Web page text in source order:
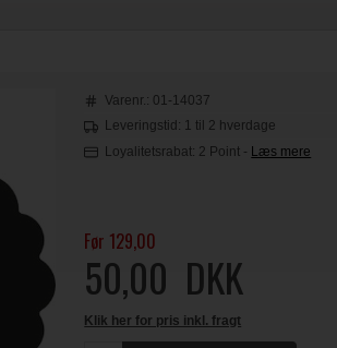
Varenr.: 01-14037
Leveringstid: 1 til 2 hverdage
Loyalitetsrabat: 2 Point - Læs mere
Før 129,00
50,00 DKK
Klik her for pris inkl. fragt